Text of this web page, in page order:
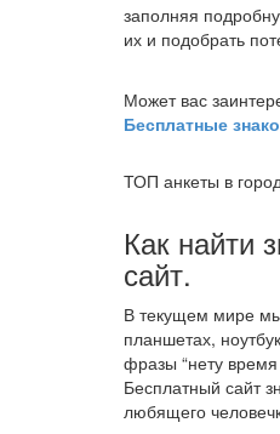
заполняя
их и подобрать
Может вас
Бесплатные
ТОП анкеты в
Как найти
сайт.
В текущем мире
планшетах,
фразы “нету
Бесплатный сайт
любящего